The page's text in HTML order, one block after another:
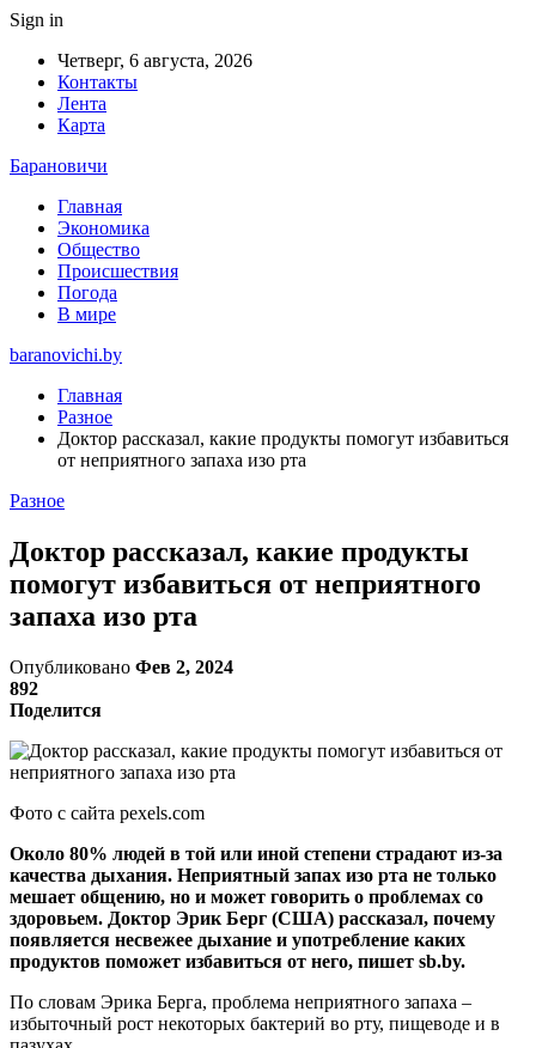
Sign in
Четверг, 6 августа, 2026
Контакты
Лента
Карта
Барановичи
Главная
Экономика
Общество
Происшествия
Погода
В мире
baranovichi.by
Главная
Разное
Доктор рассказал, какие продукты помогут избавиться
от неприятного запаха изо рта
Разное
Доктор рассказал, какие продукты
помогут избавиться от неприятного
запаха изо рта
Опубликовано Фев 2, 2024
892
Поделится
Фото с сайта pexels.com
Около 80% людей в той или иной степени страдают из-за
качества дыхания. Неприятный запах изо рта не только
мешает общению, но и может говорить о проблемах со
здоровьем. Доктор Эрик Берг (США) рассказал, почему
появляется несвежее дыхание и употребление каких
продуктов поможет избавиться от него, пишет sb.by.
По словам Эрика Берга, проблема неприятного запаха –
избыточный рост некоторых бактерий во рту, пищеводе и в